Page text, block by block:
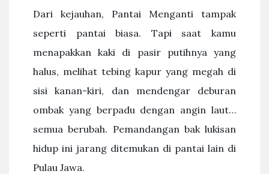
Dari kejauhan, Pantai Menganti tampak
seperti pantai biasa. Tapi saat kamu
menapakkan kaki di pasir putihnya yang
halus, melihat tebing kapur yang megah di
sisi kanan-kiri, dan mendengar deburan
ombak yang berpadu dengan angin laut…
semua berubah. Pemandangan bak lukisan
hidup ini jarang ditemukan di pantai lain di
Pulau Jawa.